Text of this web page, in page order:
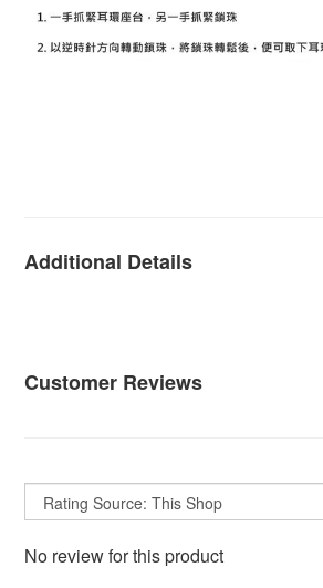
Additional Details
Customer Reviews
No review for this product